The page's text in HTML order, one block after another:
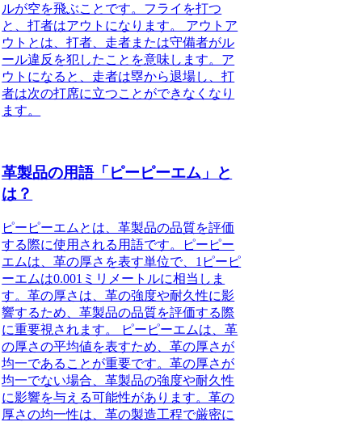
ルが空を飛ぶことです。フライを打つ
と、打者はアウトになります。 アウトア
ウトとは、打者、走者または守備者がル
ール違反を犯したことを意味します。ア
ウトになると、走者は塁から退場し、打
者は次の打席に立つことができなくなり
ます。
革製品の用語「ピーピーエム」と
は？
ピーピーエムとは、革製品の品質を評価
する際に使用される用語です。ピーピー
エムは、革の厚さを表す単位で、1ピーピ
ーエムは0.001ミリメートルに相当しま
す。革の厚さは、革の強度や耐久性に影
響するため、革製品の品質を評価する際
に重要視されます。 ピーピーエムは、革
の厚さの平均値を表すため、革の厚さが
均一であることが重要です。革の厚さが
均一でない場合、革製品の強度や耐久性
に影響を与える可能性があります。革の
厚さの均一性は、革の製造工程で厳密に